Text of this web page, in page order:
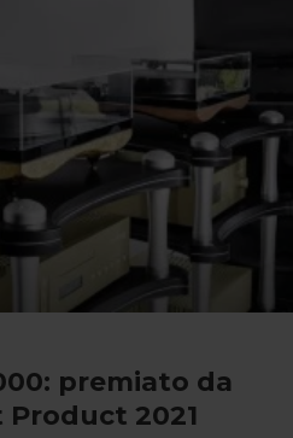
premiato da
Product 2021